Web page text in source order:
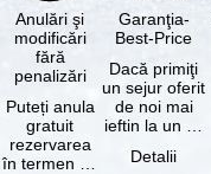
Anulări şi
modificări
fără
penalizări
Puteți anula
gratuit
rezervarea
în termen de
Garanţia-
Best-Price
Dacă primiţi
un sejur oferit
de noi mai
ieftin la un alt
cu aceleaşi …
Detalii